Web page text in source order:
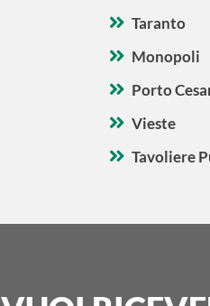
Taranto
Monopoli
Porto
Vieste
Tavoliere